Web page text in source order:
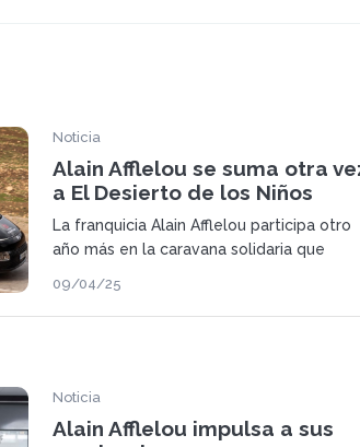
Noticia
Alain Afflelou se suma otra
a El Desierto de los Niños
La franquicia Alain Afflelou participa otro
año más en la caravana solidaria que
realizando revisiones visuales y donando
gafas a familias que habitan en el Sáhara
09/04/25
Noticia
Alain Afflelou impulsa a sus